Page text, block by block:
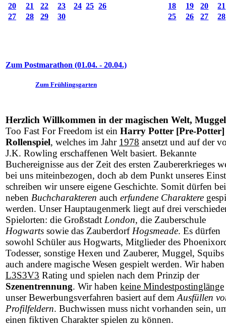
20
21 22 23 24 25 26
27
28 29 30
18
19 20
21
25
26 27 28
Zum Postmarathon (01.04. - 20.04.)
Zum Frühlingsgarten
Herzlich Willkommen in der magischen Welt, Muggel
Too Fast For Freedom ist ein Harry Potter [Pre-Potter]
Rollenspiel, welches im Jahr 1978 ansetzt und auf der
J.K. Rowling erschaffenen Welt basiert. Bekannte
Buchereignisse aus der Zeit des ersten Zaubererkrieges
bei uns miteinbezogen, doch ab dem Punkt unseres
schreiben wir unsere eigene Geschichte. Somit dürfen
neben Buchcharakteren auch erfundene Charaktere
werden. Unser Hauptaugenmerk liegt auf drei
Spielorten: die Großstadt London, die Zauberschule
Hogwarts sowie das Zauberdorf Hogsmeade. Es dürfen
sowohl Schüler aus Hogwarts, Mitglieder des
Todesser, sonstige Hexen und Zauberer, Muggel, Squibs
auch andere magische Wesen gespielt werden. Wir
L3S3V3 Rating und spielen nach dem Prinzip der
Szenentrennung. Wir haben keine Mindestpostinglänge
unser Bewerbungsverfahren basiert auf dem Ausfüllen
Profilfeldern. Buchwissen muss nicht vorhanden sein,
einen fiktiven Charakter spielen zu können.